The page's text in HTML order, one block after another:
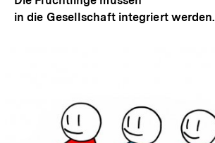
in die Gesellschaft integriert werden.